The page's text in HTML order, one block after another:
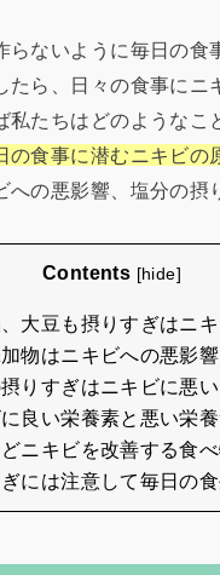
らないように毎日の食
たら、日々の食事にニ
私たちはどのようなこ
の食事に潜むニキビの
への悪影響、塩分の摂
Contents [hide]
大豆も摂りすぎはニ
物はニキビへの悪影響
りすぎはニキビに悪い
良い栄養素と悪い栄
ニキビを改善する食べ
には注意して毎日の